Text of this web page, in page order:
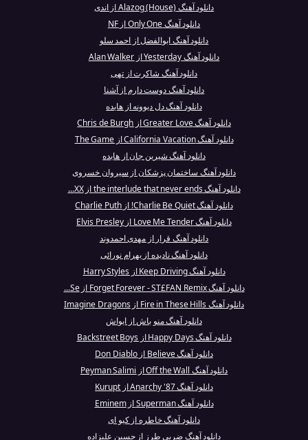
دانلود آهنگ Alazog (House) از اندی
دانلود آهنگ Only One از NF
دانلود آهنگ ابوالفضل از احمد سلو
دانلود آهنگ Yesterday از Alan Walker
دانلود آهنگ شاکرت از تهی
دانلود آهنگ دوست دارم از آشنا
دانلود آهنگ دل دیوونه از هایده
دانلود آهنگ Greater Love از Chris de Burgh
دانلود آهنگ California Vacation از The Game
دانلود آهنگ شیرین جان از هایده
دانلود آهنگ ساختمان پزشکان از سیروان خسروی
دانلود آهنگ the interlude that never ends از XX...
دانلود آهنگ Charlie Be Quiet! از Charlie Puth
دانلود آهنگ Love Me Tender از Elvis Presley
دانلود آهنگ قرار از مهدی احمدوند
دانلود آهنگ نادیده از بهرام نورائی
دانلود آهنگ Keep Driving از Harry Styles
دانلود آهنگ Forget Forever - ST£FAN Remix از Se...
دانلود آهنگ Fire in These Hills از Imagine Dragons
دانلود آهنگ منو باش از ایواش
دانلود آهنگ Happy Days از Backstreet Boys
دانلود آهنگ Believe از Don Diablo
دانلود آهنگ Off the Wall از Peyman Salimi
دانلود آهنگ Anarchy '87 از Kurupt
دانلود آهنگ Superman از Eminem
دانلود آهنگ خاطره از کیو ای
دانلود آهنگ ضربی طرز از حسین علیزاده